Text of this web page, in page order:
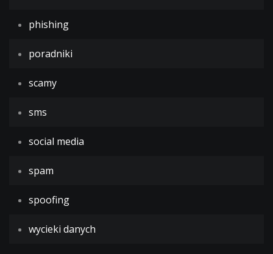
phishing
poradniki
scamy
sms
social media
spam
spoofing
wycieki danych